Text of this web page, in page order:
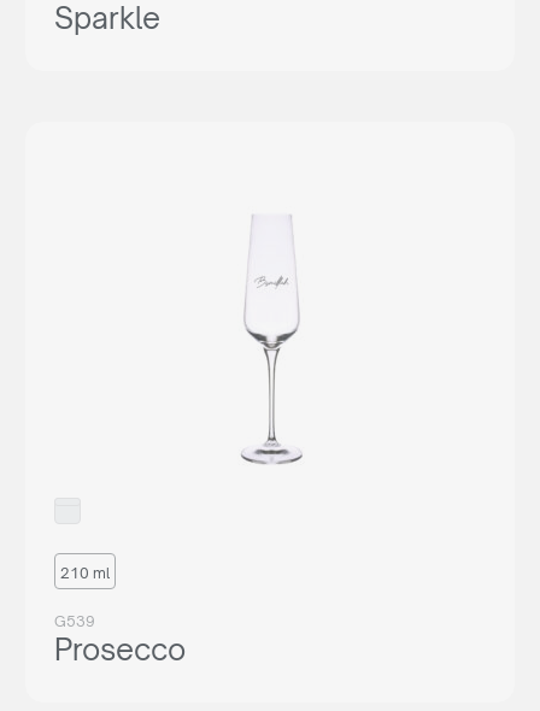
Sparkle
210 ml
G539
Prosecco